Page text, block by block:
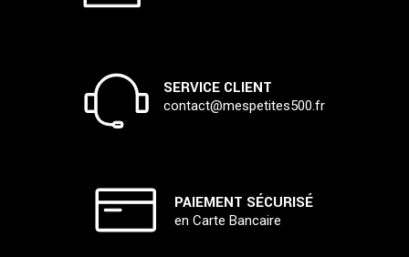
SERVICE CLIENT
contact@mespetites500.fr
PAIEMENT SÉCURISÉ
en Carte Bancaire